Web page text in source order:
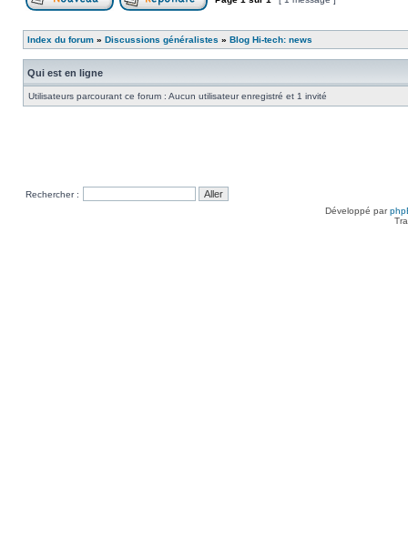
Index du forum » Discussions généralistes » Blog Hi-tech: news
Qui est en ligne
Utilisateurs parcourant ce forum : Aucun utilisateur enregistré et 1 invité
Rechercher :
Développé par